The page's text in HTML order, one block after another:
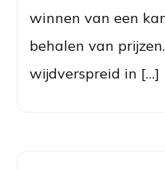
winnen van een
behalen van
wijdverspreid in […]